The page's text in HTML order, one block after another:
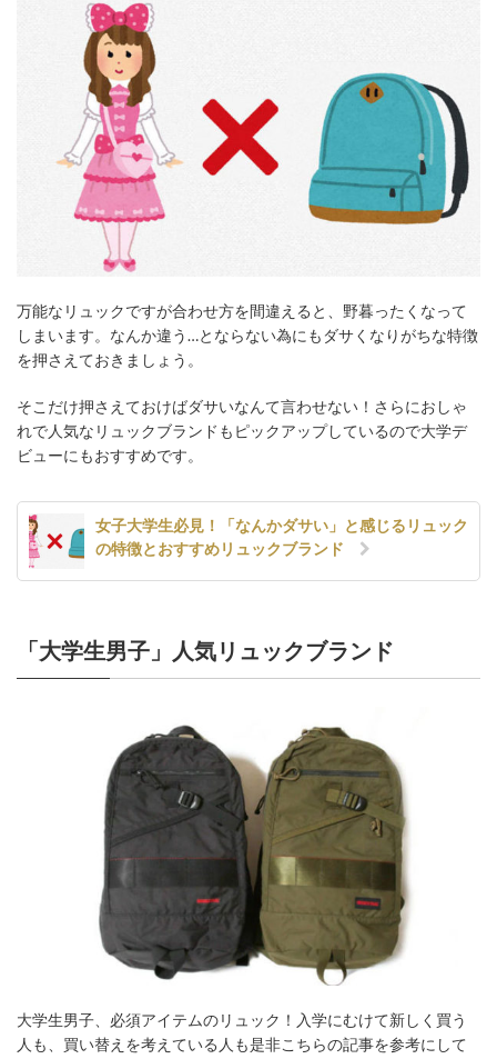
万能なリュックですが合わせ方を間違えると、野暮ったくなって
しまいます。なんか違う…とならない為にもダサくなりがちな特徴
を押さえておきましょう。
そこだけ押さえておけばダサいなんて言わせない！さらにおしゃ
れで人気なリュックブランドもピックアップしているので大学デ
ビューにもおすすめです。
女子大学生必見！「なんかダサい」と感じるリュック
の特徴とおすすめリュックブランド
「大学生男子」人気リュックブランド
大学生男子、必須アイテムのリュック！入学にむけて新しく買う
人も、買い替えを考えている人も是非こちらの記事を参考にして